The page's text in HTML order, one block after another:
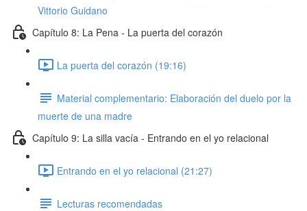
Vittorio Guidano
Capítulo 8: La Pena - La puerta del corazón
La puerta del corazón (19:16)
Material complementario: Elaboración del duelo por la
muerte de una madre
Capítulo 9: La silla vacía - Entrando en el yo relacional
Entrando en el yo relacional (21:27)
Lecturas recomendadas